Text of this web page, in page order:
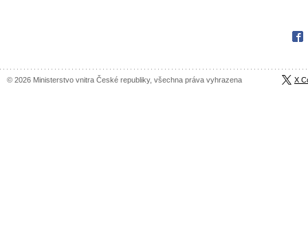
© 2026 Ministerstvo vnitra České republiky, všechna práva vyhrazena X